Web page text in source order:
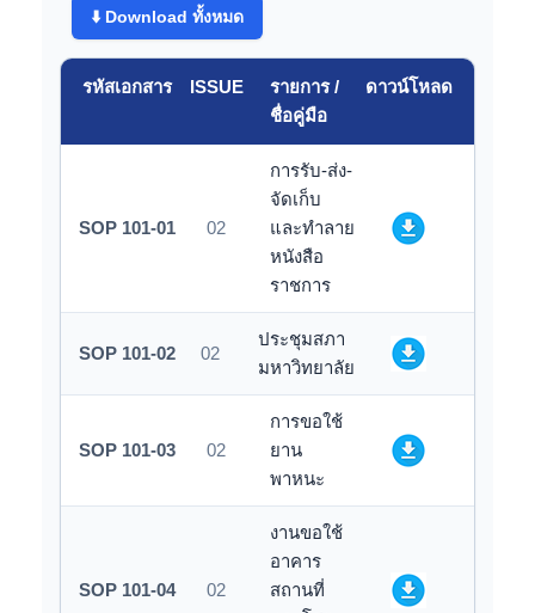
⬇️ Download ทั้งหมด
รหัสเอกสาร ISSUE
รายการ /
ชื่อคู่มือ
ดาวน์โหลด
SOP 101-01 02
การรับ-ส่ง-
จัดเก็บ
และทำลาย
หนังสือ
ราชการ
SOP 101-02 02
ประชุมสภา
มหาวิทยาลัย
SOP 101-03 02
การขอใช้
ยาน
พาหนะ
SOP 101-04 02
งานขอใช้
อาคาร
สถานที่